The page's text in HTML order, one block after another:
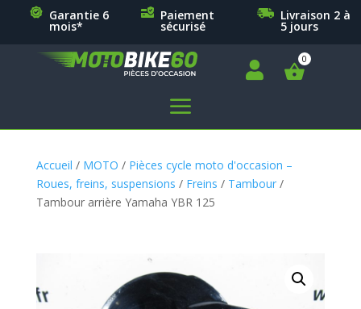
Garantie 6
mois*
Paiement
sécurisé
Livraison 2 à
5 jours

a
Accueil / MOTO / Pièces cycle moto d'occasion –
Roues, freins, suspensions / Freins / Tambour/
Tambour arrière Yamaha YBR 125